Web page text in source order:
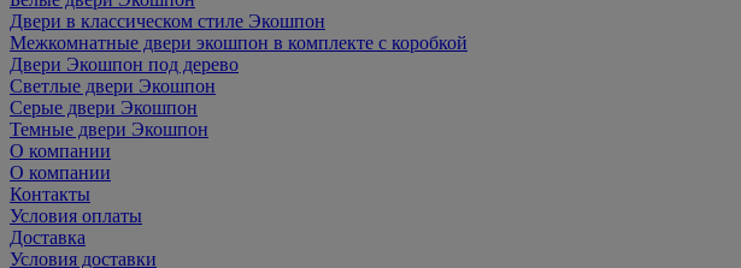
Двери в классическом стиле Экошпон
Межкомнатные двери экошпон в комплекте с коробкой
Двери Экошпон под дерево
Светлые двери Экошпон
Серые двери Экошпон
Темные двери Экошпон
О компании
О компании
Контакты
Условия оплаты
Доставка
Условия доставки